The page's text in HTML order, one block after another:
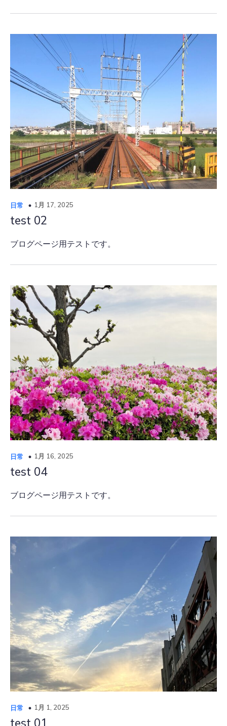
日常 1月 17, 2025
test 02
ブログページ用テストです。
日常 1月 16, 2025
test 04
ブログページ用テストです。
日常 1月 1, 2025
test 01